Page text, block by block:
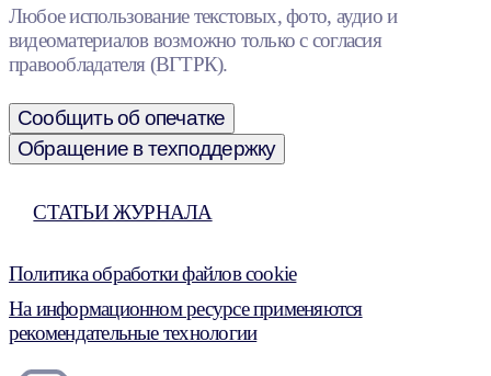
Любое использование текстовых, фото, аудио и
видеоматериалов возможно только с согласия
правообладателя (ВГТРК).
Сообщить об опечатке
Обращение в техподдержку
СТАТЬИ ЖУРНАЛА
Политика обработки файлов cookie
На информационном ресурсе применяются
рекомендательные технологии